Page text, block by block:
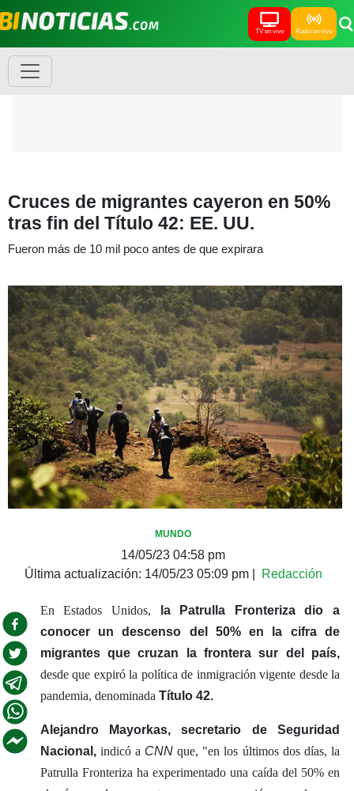
TV en vivo Radio en vivo
Cruces de migrantes cayeron en 50%
tras fin del Título 42: EE. UU.
Fueron más de 10 mil poco antes de que expirara
MUNDO
14/05/23 04:58 pm
Última actualización: 14/05/23 05:09 pm| Redacción
En Estados Unidos,
la Patrulla Fronteriza dio a
conocer un descenso del 50% en la cifra de
migrantes que cruzan la frontera sur del país,
desde que expiró la política de inmigración vigente desde la
pandemia, denominada Título 42.
Alejandro Mayorkas, secretario de Seguridad
Nacional,indicó a CNNque, "en los últimos dos días, la
Patrulla Fronteriza ha experimentado una caída del 50% en